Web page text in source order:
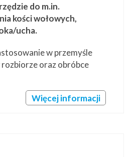
do m.in.
kości wołowych,
ucha.
w przemyśle
rozbiorze oraz obróbce
Więcej informacji